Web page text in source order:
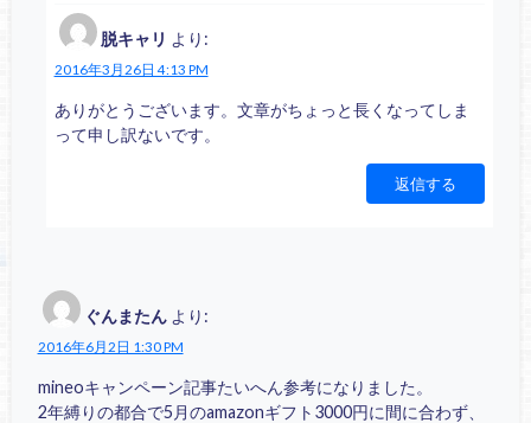
脱キャリ より:
2016年3月26日 4:13 PM
ありがとうございます。文章がちょっと長くなってしま
って申し訳ないです。
返信する
ぐんまたん より:
2016年6月2日 1:30 PM
mineoキャンペーン記事たいへん参考になりました。
2年縛りの都合で5月のamazonギフト3000円に間に合わず、